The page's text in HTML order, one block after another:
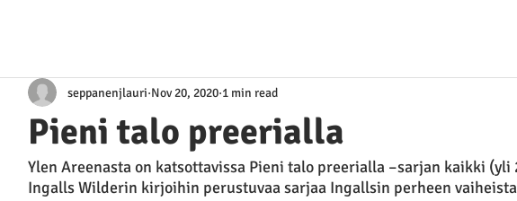
Pieni talo preerialla
seppanenjlauri Nov 20, 2020 1 min read
Ylen Areenasta on katsottavissa Pieni talo preerialla –sarjan kaikki (yli
Ingalls Wilderin kirjoihin perustuvaa sarjaa Ingallsin perheen